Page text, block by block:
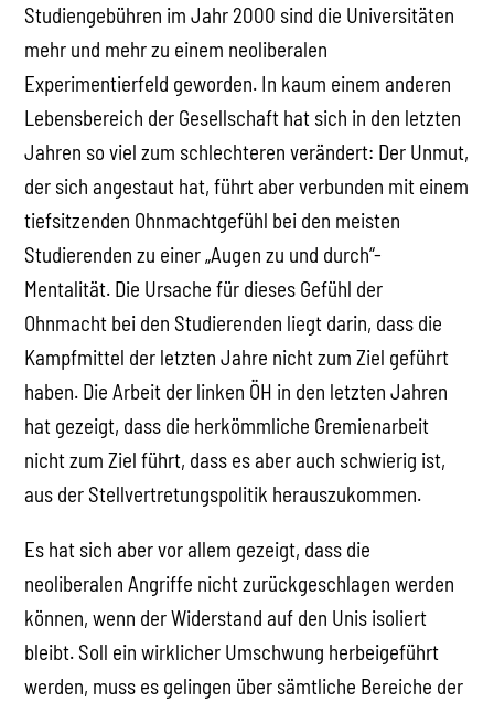
Studiengebühren im Jahr 2000 sind die Universitäten
mehr und mehr zu einem neoliberalen
Experimentierfeld geworden. In kaum einem anderen
Lebensbereich der Gesellschaft hat sich in den letzten
Jahren so viel zum schlechteren verändert: Der Unmut,
der sich angestaut hat, führt aber verbunden mit einem
tiefsitzenden Ohnmachtgefühl bei den meisten
Studierenden zu einer „Augen zu und durch“-
Mentalität. Die Ursache für dieses Gefühl der
Ohnmacht bei den Studierenden liegt darin, dass die
Kampfmittel der letzten Jahre nicht zum Ziel geführt
haben. Die Arbeit der linken ÖH in den letzten Jahren
hat gezeigt, dass die herkömmliche Gremienarbeit
nicht zum Ziel führt, dass es aber auch schwierig ist,
aus der Stellvertretungspolitik herauszukommen.
Es hat sich aber vor allem gezeigt, dass die
neoliberalen Angriffe nicht zurückgeschlagen werden
können, wenn der Widerstand auf den Unis isoliert
bleibt. Soll ein wirklicher Umschwung herbeigeführt
werden, muss es gelingen über sämtliche Bereiche der